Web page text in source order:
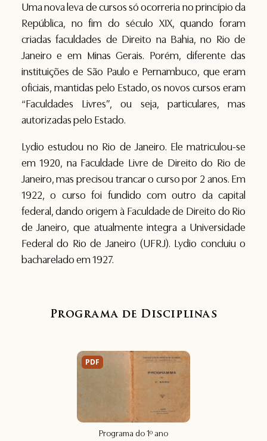
Uma nova leva de cursos só ocorreria no princípio da
República, no fim do século XIX, quando foram
criadas faculdades de Direito na Bahia, no Rio de
Janeiro e em Minas Gerais. Porém, diferente das
instituições de São Paulo e Pernambuco, que eram
oficiais, mantidas pelo Estado, os novos cursos eram
“Faculdades Livres”, ou seja, particulares, mas
autorizadas pelo Estado.
Lydio estudou no Rio de Janeiro. Ele matriculou-se
em 1920, na Faculdade Livre de Direito do Rio de
Janeiro, mas precisou trancar o curso por 2 anos. Em
1922, o curso foi fundido com outro da capital
federal, dando origem à Faculdade de Direito do Rio
de Janeiro, que atualmente integra a Universidade
Federal do Rio de Janeiro (UFRJ). Lydio concluiu o
bacharelado em 1927.
Programa de Disciplinas
PDF
Programa do 1º ano